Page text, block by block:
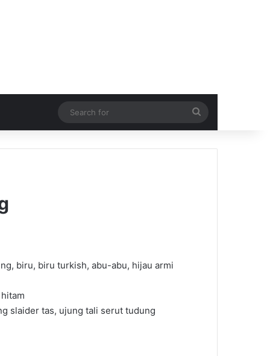
for
biru, biru turkish, abu-abu, hijau armi
slaider tas, ujung tali serut tudung